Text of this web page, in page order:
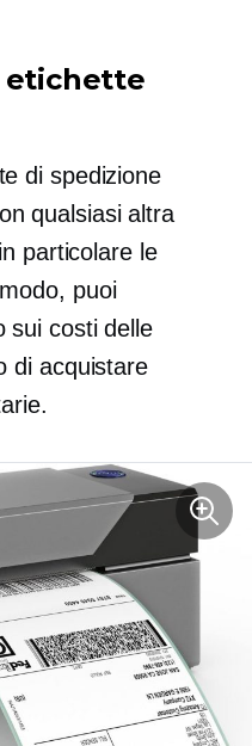
etichette
di spedizione
qualsiasi altra
particolare le
puoi
sui costi delle
di acquistare